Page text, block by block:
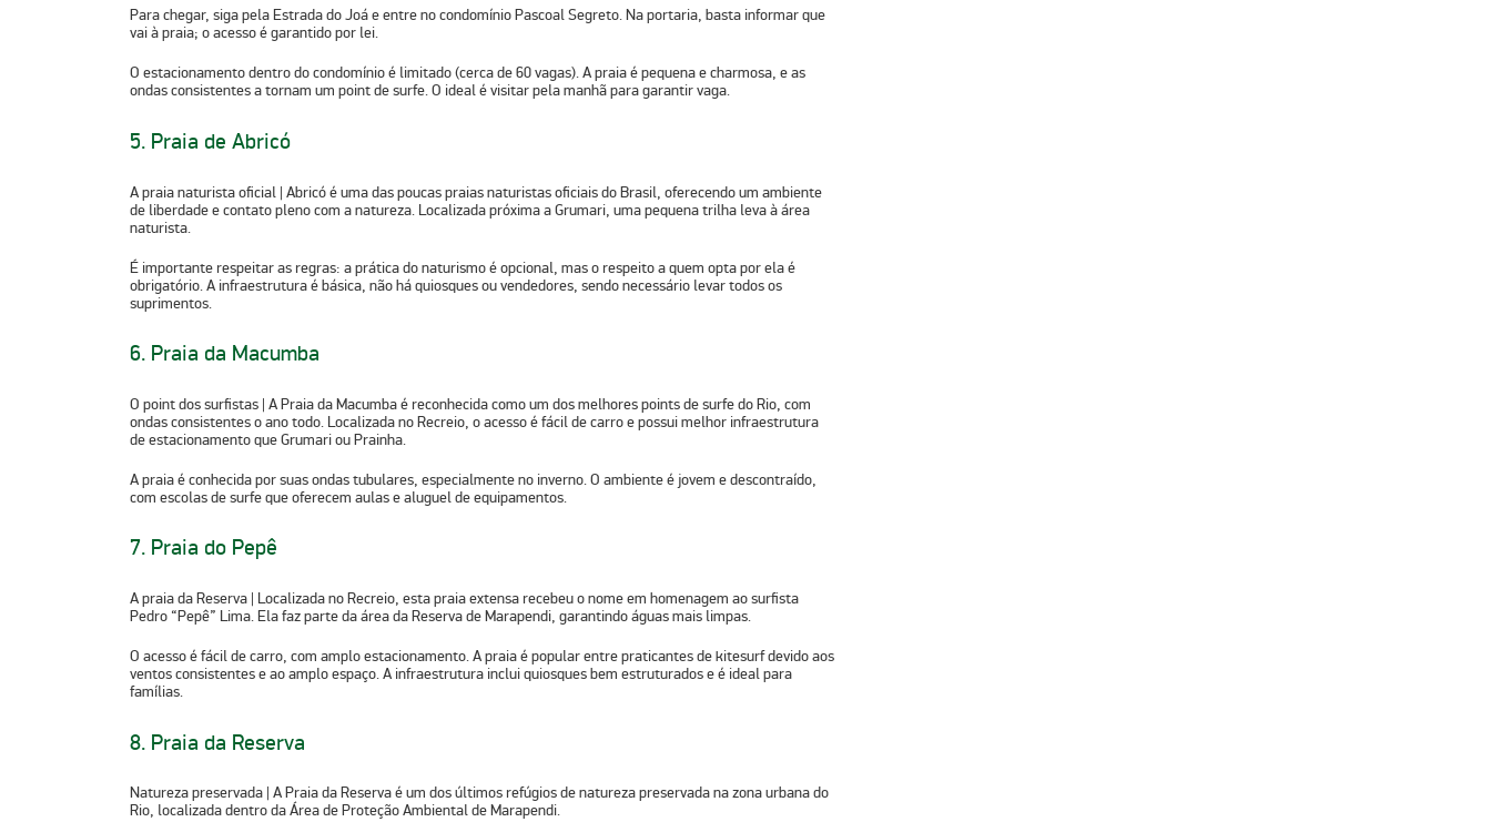
Para chegar, siga pela Estrada do Joá e entre no condomínio Pascoal Segreto. Na portaria, basta informar que
vai à praia; o acesso é garantido por lei.
O estacionamento dentro do condomínio é limitado (cerca de 60 vagas). A praia é pequena e charmosa, e as
ondas consistentes a tornam um point de surfe. O ideal é visitar pela manhã para garantir vaga.
5. Praia de Abricó
A praia naturista oficial | Abricó é uma das poucas praias naturistas oficiais do Brasil, oferecendo um ambiente
de liberdade e contato pleno com a natureza. Localizada próxima a Grumari, uma pequena trilha leva à área
naturista.
É importante respeitar as regras: a prática do naturismo é opcional, mas o respeito a quem opta por ela é
obrigatório. A infraestrutura é básica, não há quiosques ou vendedores, sendo necessário levar todos os
suprimentos.
6. Praia da Macumba
O point dos surfistas | A Praia da Macumba é reconhecida como um dos melhores points de surfe do Rio, com
ondas consistentes o ano todo. Localizada no Recreio, o acesso é fácil de carro e possui melhor infraestrutura
de estacionamento que Grumari ou Prainha.
A praia é conhecida por suas ondas tubulares, especialmente no inverno. O ambiente é jovem e descontraído,
com escolas de surfe que oferecem aulas e aluguel de equipamentos.
7. Praia do Pepê
A praia da Reserva | Localizada no Recreio, esta praia extensa recebeu o nome em homenagem ao surfista
Pedro “Pepê” Lima. Ela faz parte da área da Reserva de Marapendi, garantindo águas mais limpas.
O acesso é fácil de carro, com amplo estacionamento. A praia é popular entre praticantes de kitesurf devido aos
ventos consistentes e ao amplo espaço. A infraestrutura inclui quiosques bem estruturados e é ideal para
famílias.
8. Praia da Reserva
Natureza preservada | A Praia da Reserva é um dos últimos refúgios de natureza preservada na zona urbana do
Rio, localizada dentro da Área de Proteção Ambiental de Marapendi.